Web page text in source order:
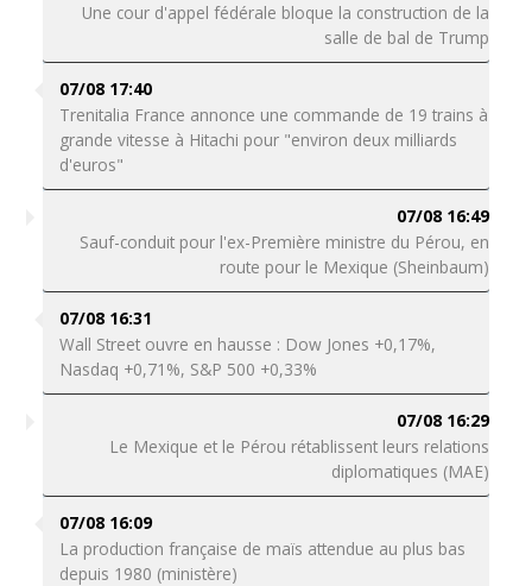
Une cour d'appel fédérale bloque la construction de la
salle de bal de Trump
07/08 17:40
Trenitalia France annonce une commande de 19 trains à
grande vitesse à Hitachi pour "environ deux milliards
d'euros"
07/08 16:49
Sauf-conduit pour l'ex-Première ministre du Pérou, en
route pour le Mexique (Sheinbaum)
07/08 16:31
Wall Street ouvre en hausse : Dow Jones +0,17%,
Nasdaq +0,71%, S&P 500 +0,33%
07/08 16:29
Le Mexique et le Pérou rétablissent leurs relations
diplomatiques (MAE)
07/08 16:09
La production française de maïs attendue au plus bas
depuis 1980 (ministère)